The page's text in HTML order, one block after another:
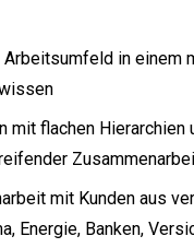
Arbeitsumfeld in einem
mit flachen Hierarchien
mit Kunden aus
Energie, Banken,